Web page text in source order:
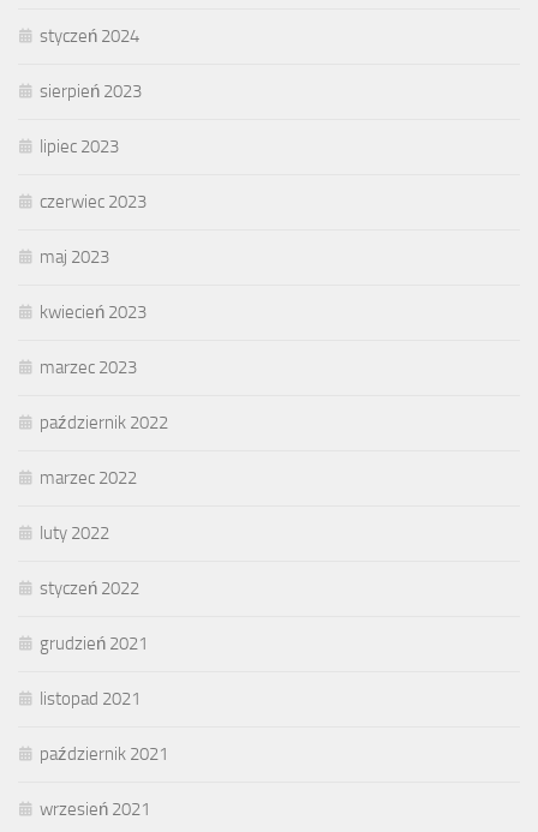
styczeń 2024
sierpień 2023
lipiec 2023
czerwiec 2023
maj 2023
kwiecień 2023
marzec 2023
październik 2022
marzec 2022
luty 2022
styczeń 2022
grudzień 2021
listopad 2021
październik 2021
wrzesień 2021